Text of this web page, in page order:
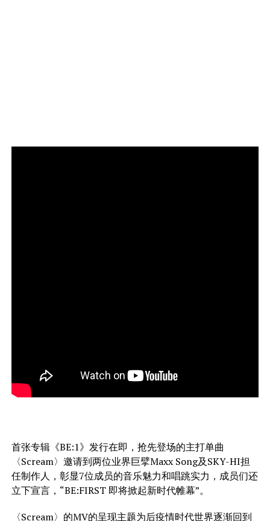
首张专辑《BE:1》发行在即，抢先登场的主打单曲
〈Scream〉邀请到两位业界巨擘Maxx Song及SKY-HI担
任制作人，彰显7位成员的音乐魅力和唱跳实力，成员们还
立下宣言，“BE:FIRST 即将掀起新时代帷幕”。
〈Scream〉的MV的呈现主题为后疫情时代世界逐渐回到